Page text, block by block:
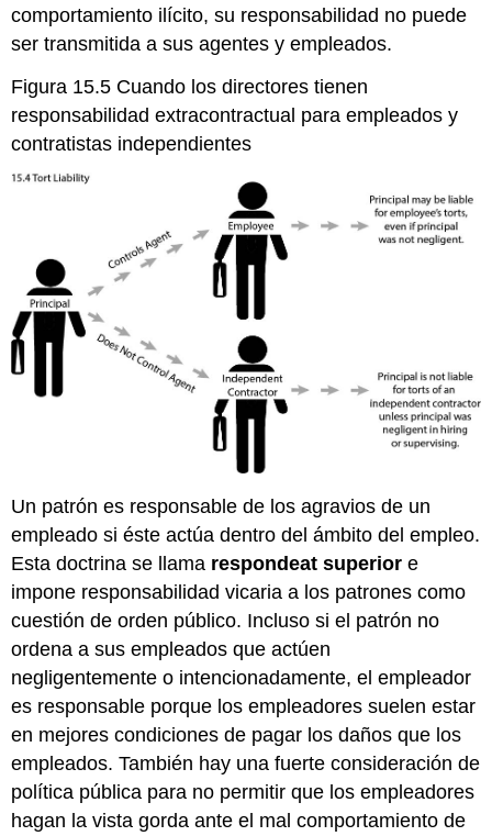
comportamiento ilícito, su responsabilidad no puede
ser transmitida a sus agentes y empleados.
Figura 15.5 Cuando los directores tienen
responsabilidad extracontractual para empleados y
contratistas independientes
Un patrón es responsable de los agravios de un
empleado si éste actúa dentro del ámbito del empleo.
Esta doctrina se llama respondeat superior e
impone responsabilidad vicaria a los patrones como
cuestión de orden público. Incluso si el patrón no
ordena a sus empleados que actúen
negligentemente o intencionadamente, el empleador
es responsable porque los empleadores suelen estar
en mejores condiciones de pagar los daños que los
empleados. También hay una fuerte consideración de
política pública para no permitir que los empleadores
hagan la vista gorda ante el mal comportamiento de